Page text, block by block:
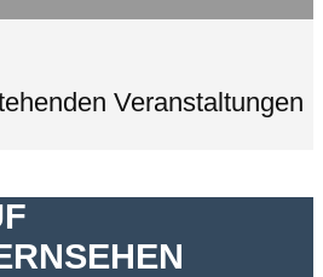
Veranstaltungen